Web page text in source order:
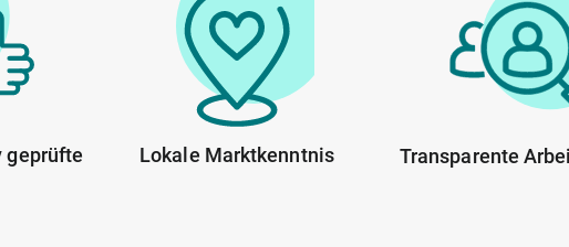
geprüfte
Lokale Marktkenntnis Transparente